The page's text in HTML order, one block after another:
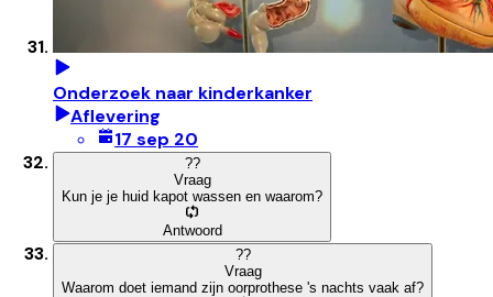
Onderzoek naar kinderkanker
Aflevering
17 sep 20
??
Vraag
Kun je je huid kapot wassen en waarom?
Antwoord
??
Vraag
Waarom doet iemand zijn oorprothese 's nachts vaak af?